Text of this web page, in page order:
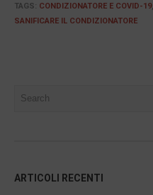
TAGS: CONDIZIONATORE E COVID-19,
SANIFICARE IL CONDIZIONATORE
ARTICOLI RECENTI